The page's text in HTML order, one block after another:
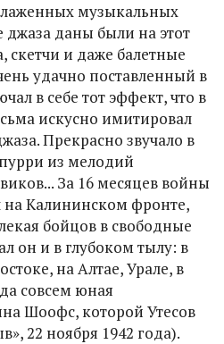
музыкальных
даны были на этот
скетчи и даже балетные
удачно поставленный в
в себе тот эффект, что в
искусно имитировал
Прекрасно звучало в
из мелодий
За 16 месяцев войны
на Калининском фронте,
бойцов в свободные
он и в глубоком тылу: в
на Алтае, Урале, в
совсем юная
Шоофс, которой Утесов
22 ноября 1942 года).